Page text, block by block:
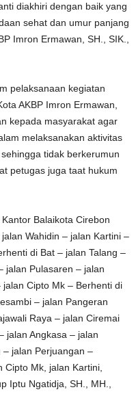
diakhiri dengan baik yang
sehat dan umur panjang
Imron Ermawan, SH., SIK.,
pelaksanaan kegiatan
AKBP Imron Ermawan,
kepada masyarakat agar
melaksanakan aktivitas
tidak berkerumun
petugas juga taat hukum
Balaikota Cirebon
Wahidin – jalan Kartini –
di Bat – jalan Talang –
jalan Pulasaren – jalan
Cipto Mk – Berhenti di
– jalan Pangeran
Raya – jalan Ciremai
jalan Angkasa – jalan
jalan Perjuangan –
Cipto Mk, jalan Kartini,
Iptu Ngatidja, SH., MH.,